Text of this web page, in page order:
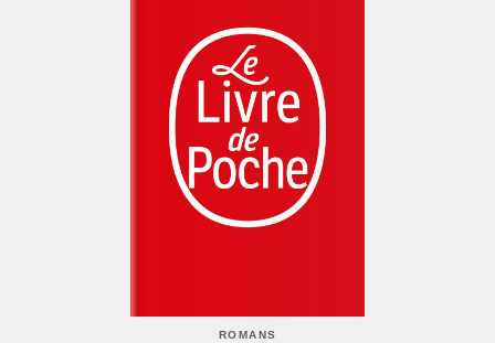
ROMANS